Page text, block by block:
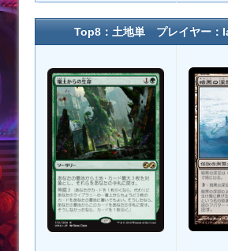
Top8：土地単 プレイヤー：